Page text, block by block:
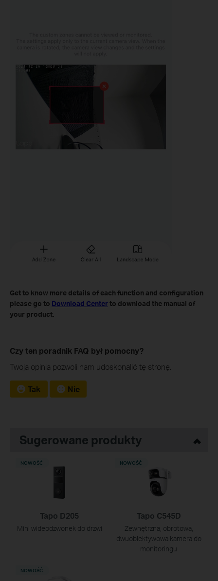
Get to know more details of each function and configuration
please go to Download Center to download the manual of
your product.
Czy ten poradnik FAQ był pomocny?
Twoja opinia pozwoli nam udoskonalić tę stronę.
Tak Nie
Sugerowane produkty
Tapo D205
Mini wideodzwonek do drzwi
NOWOŚĆ
Tapo C545D
Zewnętrzna, obrotowa,
dwuobiektywowa kamera do
monitoringu
NOWOŚĆ
NOWOŚĆ